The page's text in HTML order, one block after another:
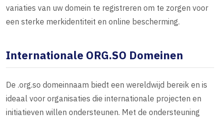
variaties van uw domein te registreren om te zorgen voor
een sterke merkidentiteit en online bescherming.
Internationale ORG.SO Domeinen
De .org.so domeinnaam biedt een wereldwijd bereik en is
ideaal voor organisaties die internationale projecten en
initiatieven willen ondersteunen. Met de ondersteuning